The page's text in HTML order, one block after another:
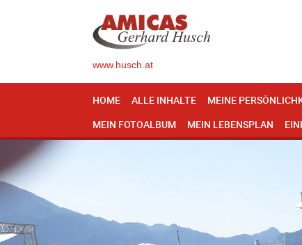
www.husch.at
HOME ALLE INHALTE MEINE
MEIN FOTOALBUM
MEIN LEBENSPLAN